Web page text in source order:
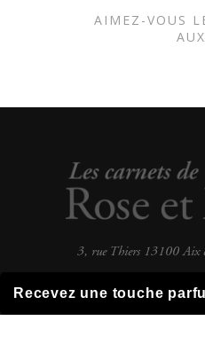
AIMEZ-VOUS
3, rue Thiers 13100 Aix
Recevez une touche